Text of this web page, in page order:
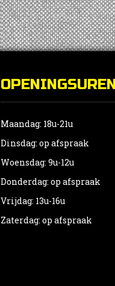
Maandag: 18u-21u
Dinsdag: op afspraak
Woensdag: 9u-12u
Donderdag: op afspraak
Vrijdag: 13u-16u
Zaterdag: op afspraak